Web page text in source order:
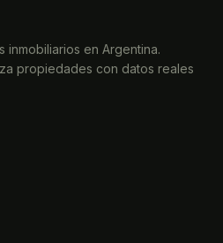
inmobiliarios en Argentina.
propiedades con datos reales